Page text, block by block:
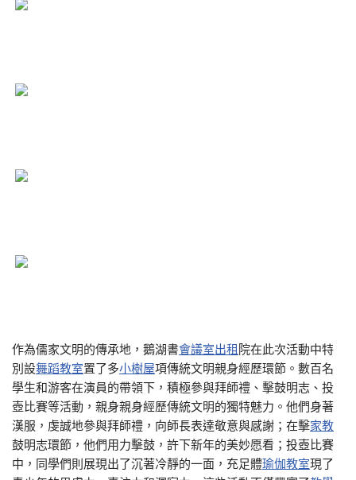
作為儒家文明的傳承地，鵝湖書會議室出租 院在此次活動中特
別設舞蹈教室置了多小樹屋項傳統文明親身經歷環節。數百名
學生和游客在演員的帶領下，積極參與拜師禮、擊鼓明志、投
壺比賽等活動，親身親身經歷傳統文明的獨特魅力。他們身著
漢服，虔誠地參與拜師禮，向師長表達敬意與感謝；在擊家教
鼓明志環節，他們用力擊鼓，許下新年的美妙愿看；投壺比賽
中，同學們則展現出了沉著冷靜的一面，充足體瑜伽教室現了